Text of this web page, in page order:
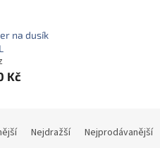
na dusík
Kč
Nejdražší Nejprodávanější